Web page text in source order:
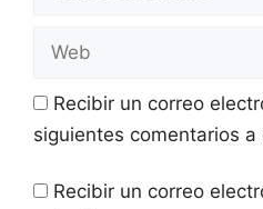
Recibir un correo
siguientes comentarios
Recibir un correo